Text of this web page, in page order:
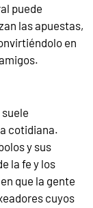
puede
las apuestas,
en
cotidiana.
y sus
la fe y los
que la gente
cuyos